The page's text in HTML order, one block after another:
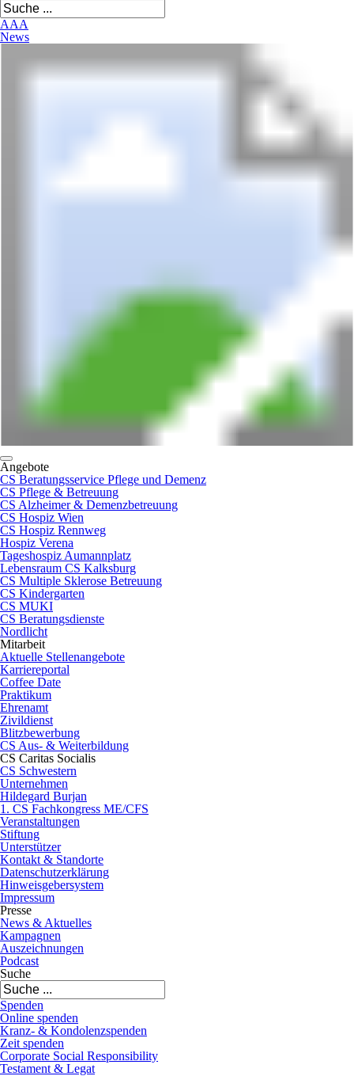
AAA
News
Angebote
CS Beratungsservice Pflege und Demenz
CS Pflege & Betreuung
CS Alzheimer & Demenzbetreuung
CS Hospiz Wien
CS Hospiz Rennweg
Hospiz Verena
Tageshospiz Aumannplatz
Lebensraum CS Kalksburg
CS Multiple Sklerose Betreuung
CS Kindergarten
CS MUKI
CS Beratungsdienste
Nordlicht
Mitarbeit
Aktuelle Stellenangebote
Karriereportal
Coffee Date
Praktikum
Ehrenamt
Zivildienst
Blitzbewerbung
CS Aus- & Weiterbildung
CS Caritas Socialis
CS Schwestern
Unternehmen
Hildegard Burjan
1. CS Fachkongress ME/CFS
Veranstaltungen
Stiftung
Unterstützer
Kontakt & Standorte
Datenschutzerklärung
Hinweisgebersystem
Impressum
Presse
News & Aktuelles
Kampagnen
Auszeichnungen
Podcast
Suche
Spenden
Online spenden
Kranz- & Kondolenzspenden
Zeit spenden
Corporate Social Responsibility
Testament & Legat